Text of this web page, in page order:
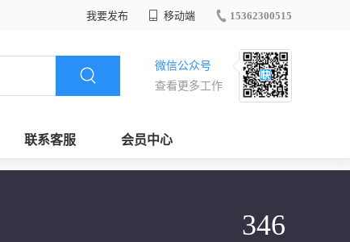
我要发布 移动端 15362300515
微信公众号
查看更多工作
联系客服 会员中心
346